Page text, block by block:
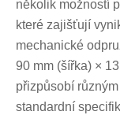
několik možností
které zajišťují
mechanické
90 mm (šířka) ×
přizpůsobí
standardní